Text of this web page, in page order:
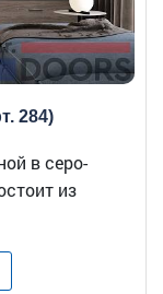
284)
в серо-
из